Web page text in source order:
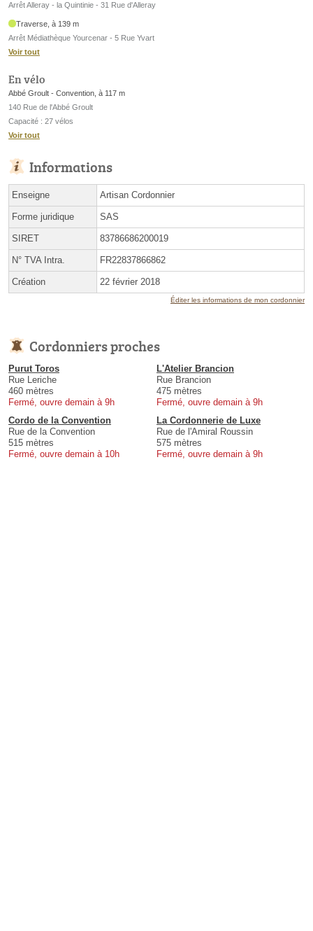
Arrêt Alleray - la Quintinie - 31 Rue d'Alleray
Traverse, à 139 m
Arrêt Médiathèque Yourcenar - 5 Rue Yvart
Voir tout
En vélo
Abbé Groult - Convention, à 117 m
140 Rue de l'Abbé Groult
Capacité : 27 vélos
Voir tout
Informations
Enseigne Artisan Cordonnier
Forme juridique SAS
SIRET 83786686200019
N° TVA Intra. FR22837866862
Création 22 février 2018
Éditer les informations de mon cordonnier
Cordonniers proches
Purut Toros
Rue Leriche
460 mètres
Fermé, ouvre demain à 9h
L'Atelier Brancion
Rue Brancion
475 mètres
Fermé, ouvre demain à 9h
Cordo de la Convention
Rue de la Convention
515 mètres
Fermé, ouvre demain à 10h
La Cordonnerie de Luxe
Rue de l'Amiral Roussin
575 mètres
Fermé, ouvre demain à 9h